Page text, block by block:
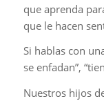
que aprenda
que le hacen
Si hablas con
se enfadan”,
Nuestros hijos